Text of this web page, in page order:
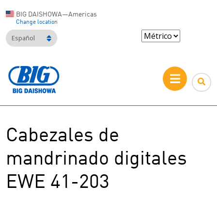
BIG DAISHOWA—Americas
Change location
Español
Cabezales de
mandrinado digitales
EWE 41-203